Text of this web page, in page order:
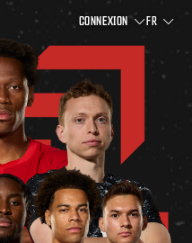
CONNEXION FR